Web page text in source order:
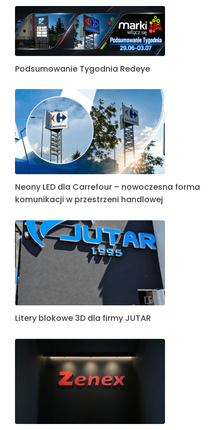
Podsumowanie Tygodnia Redeye
Neony LED dla Carrefour – nowoczesna forma
komunikacji w przestrzeni handlowej
Litery blokowe 3D dla firmy JUTAR